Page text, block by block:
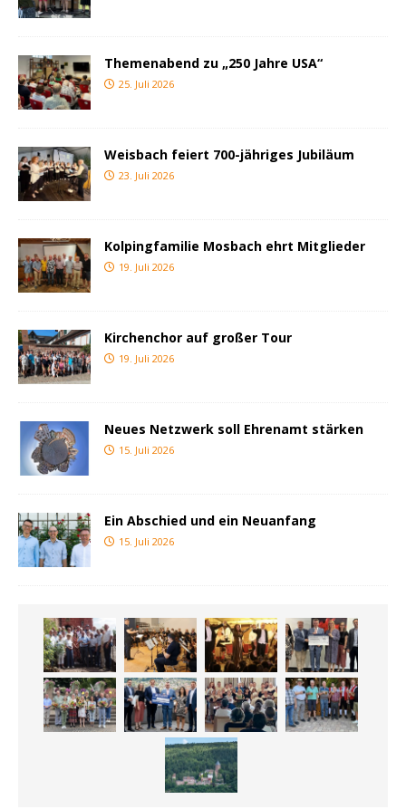
Themenabend zu „250 Jahre USA“
25. Juli 2026
Weisbach feiert 700-jähriges Jubiläum
23. Juli 2026
Kolpingfamilie Mosbach ehrt Mitglieder
19. Juli 2026
Kirchenchor auf großer Tour
19. Juli 2026
Neues Netzwerk soll Ehrenamt stärken
15. Juli 2026
Ein Abschied und ein Neuanfang
15. Juli 2026